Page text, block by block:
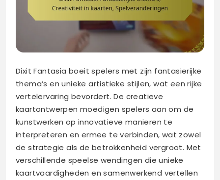
Dixit Fantasia boeit spelers met zijn fantasierijke
thema’s en unieke artistieke stijlen, wat een rijke
vertelervaring bevordert. De creatieve
kaartontwerpen moedigen spelers aan om de
kunstwerken op innovatieve manieren te
interpreteren en ermee te verbinden, wat zowel
de strategie als de betrokkenheid vergroot. Met
verschillende speelse wendingen die unieke
kaartvaardigheden en samenwerkend vertellen